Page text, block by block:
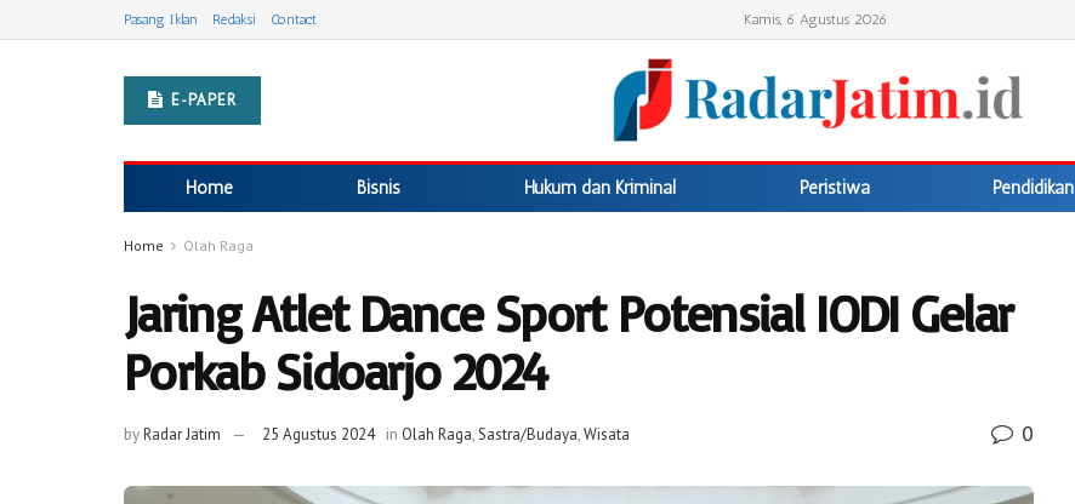
Pasang Iklan Redaksi Contact Kamis, 6 Agustus 2026
E-PAPER
Home Bisnis Hukum dan Kriminal Peristiwa Pendidikan
Home Olah Raga
Jaring Atlet Dance Sport Potensial IODI Gelar
Porkab Sidoarjo 2024
byRadar Jatim 25 Agustus 2024 in Olah Raga,Sastra/Budaya,Wisata 0